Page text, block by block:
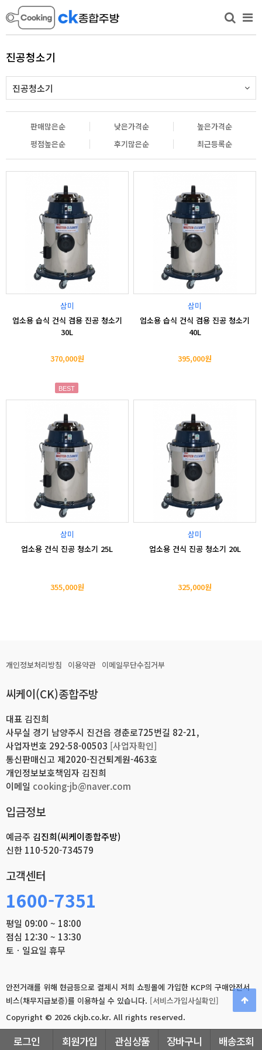
로그인 회원가입 관심상품 장바구니 배송조회
진공청소기
진공청소기
판매많은순 낮은가격순
높은가격순
평점높은순
후기많은순 최근등록순
삼미
업소용 습식 건식 겸용 진공 청소기
30L
370,000원
BEST
삼미
업소용 습식 건식 겸용 진공 청소기
40L
395,000원
삼미
업소용 건식 진공 청소기 25L
355,000원
삼미
업소용 건식 진공 청소기 20L
325,000원
개인정보처리방침 이용약관 이메일무단수집거부
씨케이(CK)종합주방
대표 김진희
사무실 경기 남양주시 진건읍 경춘로725번길 82-21,
사업자번호 292-58-00503 [사업자확인]
통신판매신고 제2020-진건퇴계원-463호
개인정보보호책임자 김진희
이메일 cooking-jb@naver.com
입금정보
예금주 김진희(씨케이종합주방)
신한 110-520-734579
고객센터
1600-7351
평일 09:00 ~ 18:00
점심 12:30 ~ 13:30
토ㆍ일요일 휴무
안전거래를 위해 현금등으로 결제시 저희 쇼핑몰에 가입한 KCP의 구매안전서
비스(채무지급보증)를 이용하실 수 있습니다. [서비스가입사실확인]
Copyright © 2026 ckjb.co.kr. All rights reserved.